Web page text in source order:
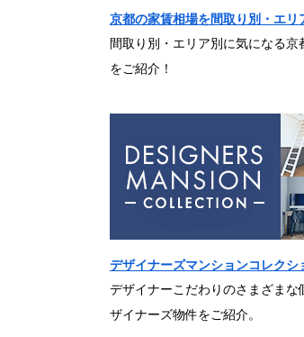
京都の家賃相場を間取り別・エリ
間取り別・エリア別に気になる京
をご紹介！
デザイナーズマンションコレクシ
デザイナーこだわりのさまざまな
ザイナーズ物件をご紹介。